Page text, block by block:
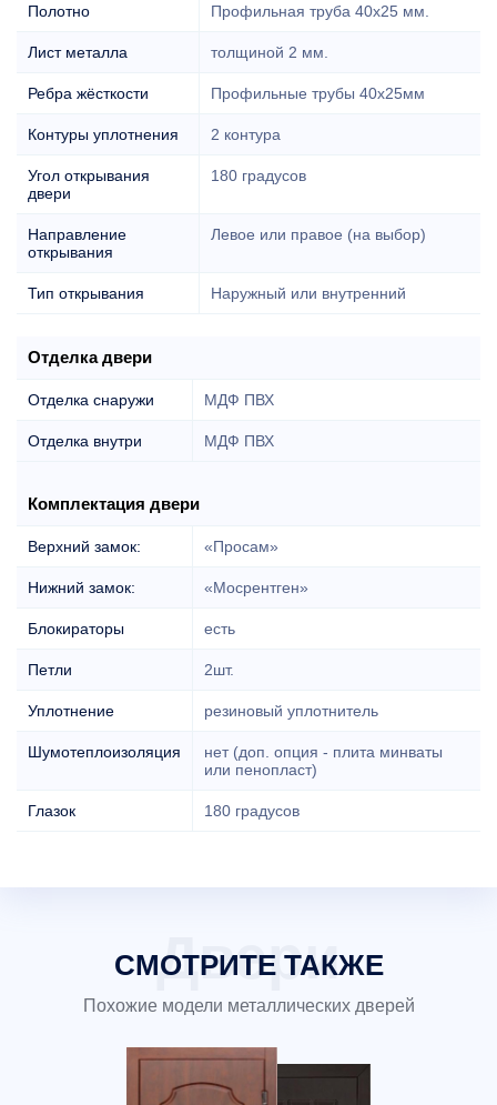
Полотно Профильная труба 40х25 мм.
Лист металла толщиной 2 мм.
Ребра жёсткости Профильные трубы 40х25мм
Контуры уплотнения 2 контура
Угол открывания
двери
180 градусов
Направление
открывания
Левое или правое (на выбор)
Тип открывания Наружный или внутренний
Отделка двери
Отделка снаружи МДФ ПВХ
Отделка внутри МДФ ПВХ
Комплектация двери
Верхний замок: «Просам»
Нижний замок: «Мосрентген»
Блокираторы есть
Петли 2шт.
Уплотнение резиновый уплотнитель
Шумотеплоизоляция
нет (доп. опция - плита минваты
или пенопласт)
Глазок 180 градусов
СМОТРИТЕ ТАКЖЕ
Похожие модели металлических дверей